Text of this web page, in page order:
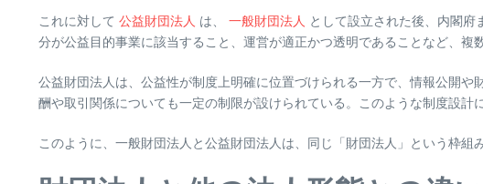
これに対して 公益財団法人 は、 一般財団法人 として設立された後、内閣府
分が公益目的事業に該当すること、運営が適正かつ透明であることなど、複
公益財団法人は、公益性が制度上明確に位置づけられる一方で、情報公開
酬や取引関係についても一定の制限が設けられている。このような制度設
このように、一般財団法人と公益財団法人は、同じ「財団法人」という枠